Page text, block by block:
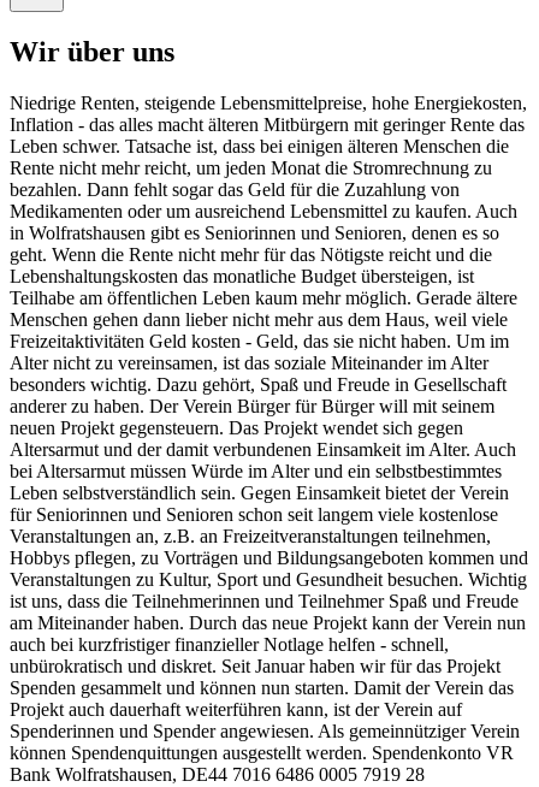
Wir über uns
Niedrige Renten, steigende Lebensmittelpreise, hohe Energiekosten,
Inflation - das alles macht älteren Mitbürgern mit geringer Rente das
Leben schwer. Tatsache ist, dass bei einigen älteren Menschen die
Rente nicht mehr reicht, um jeden Monat die Stromrechnung zu
bezahlen. Dann fehlt sogar das Geld für die Zuzahlung von
Medikamenten oder um ausreichend Lebensmittel zu kaufen. Auch
in Wolfratshausen gibt es Seniorinnen und Senioren, denen es so
geht. Wenn die Rente nicht mehr für das Nötigste reicht und die
Lebenshaltungskosten das monatliche Budget übersteigen, ist
Teilhabe am öffentlichen Leben kaum mehr möglich. Gerade ältere
Menschen gehen dann lieber nicht mehr aus dem Haus, weil viele
Freizeitaktivitäten Geld kosten - Geld, das sie nicht haben. Um im
Alter nicht zu vereinsamen, ist das soziale Miteinander im Alter
besonders wichtig. Dazu gehört, Spaß und Freude in Gesellschaft
anderer zu haben. Der Verein Bürger für Bürger will mit seinem
neuen Projekt gegensteuern. Das Projekt wendet sich gegen
Altersarmut und der damit verbundenen Einsamkeit im Alter. Auch
bei Altersarmut müssen Würde im Alter und ein selbstbestimmtes
Leben selbstverständlich sein. Gegen Einsamkeit bietet der Verein
für Seniorinnen und Senioren schon seit langem viele kostenlose
Veranstaltungen an, z.B. an Freizeitveranstaltungen teilnehmen,
Hobbys pflegen, zu Vorträgen und Bildungsangeboten kommen und
Veranstaltungen zu Kultur, Sport und Gesundheit besuchen. Wichtig
ist uns, dass die Teilnehmerinnen und Teilnehmer Spaß und Freude
am Miteinander haben. Durch das neue Projekt kann der Verein nun
auch bei kurzfristiger finanzieller Notlage helfen - schnell,
unbürokratisch und diskret. Seit Januar haben wir für das Projekt
Spenden gesammelt und können nun starten. Damit der Verein das
Projekt auch dauerhaft weiterführen kann, ist der Verein auf
Spenderinnen und Spender angewiesen. Als gemeinnütziger Verein
können Spendenquittungen ausgestellt werden. Spendenkonto VR
Bank Wolfratshausen, DE44 7016 6486 0005 7919 28